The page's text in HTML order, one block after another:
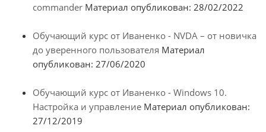
commander Материал опубликован: 28/02/2022
Обучающий курс от Иваненко - NVDA – от новичка
до уверенного пользователя Материал
опубликован: 27/06/2020
Обучающий курс от Иваненко - Windows 10.
Настройка и управление Материал опубликован:
27/12/2019